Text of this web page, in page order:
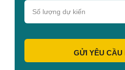
GỬI YÊU CẦU